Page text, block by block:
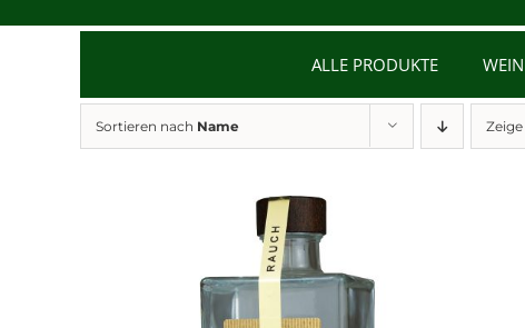
ALLE PRODUKTE WEIN
Sortieren nach Name Zeige